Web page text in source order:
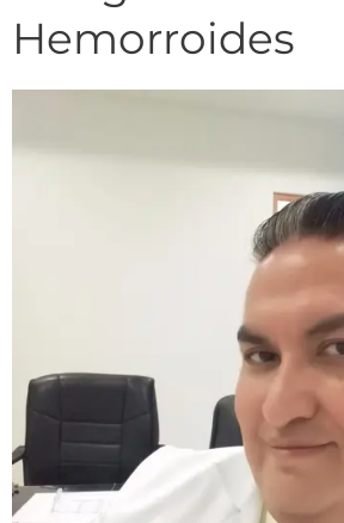
Hemorroides